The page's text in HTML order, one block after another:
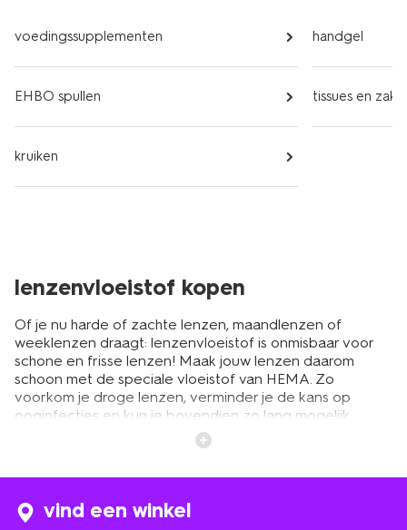
voedingssupplementen
EHBO spullen
kruiken
handgel
tissues en
lenzenvloeistof kopen
Of je nu harde of zachte lenzen, maandlenzen of
weeklenzen draagt: lenzenvloeistof is onmisbaar voor
schone en frisse lenzen! Maak jouw lenzen daarom
schoon met de speciale vloeistof van HEMA. Zo
voorkom je droge lenzen, verminder je de kans op
ooginfecties en kun je bovendien zo lang mogelijk
en maandlenzen
vind een winkel